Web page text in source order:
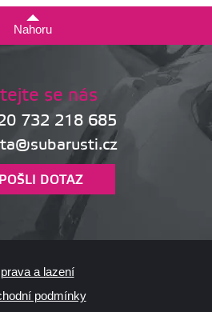
Nahoru
se nás
732 218 685
POŠLI DOTAZ
a lazení
podmínky